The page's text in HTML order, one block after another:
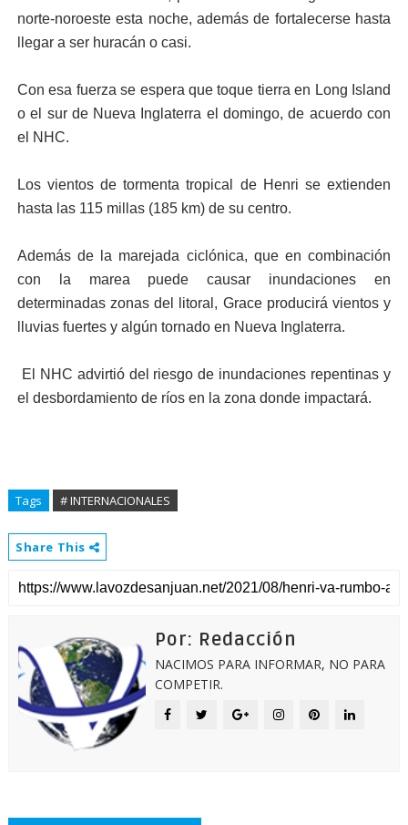
norte-noroeste esta noche, además de fortalecerse hasta
llegar a ser huracán o casi.
Con esa fuerza se espera que toque tierra en Long Island
o el sur de Nueva Inglaterra el domingo, de acuerdo con
el NHC.
Los vientos de tormenta tropical de Henri se extienden
hasta las 115 millas (185 km) de su centro.
Además de la marejada ciclónica, que en combinación
con la marea puede causar inundaciones en
determinadas zonas del litoral, Grace producirá vientos y
lluvias fuertes y algún tornado en Nueva Inglaterra.
El NHC advirtió del riesgo de inundaciones repentinas y
el desbordamiento de ríos en la zona donde impactará.
Tags # INTERNACIONALES
Share This
Por: Redacción
NACIMOS PARA INFORMAR, NO PARA
COMPETIR.